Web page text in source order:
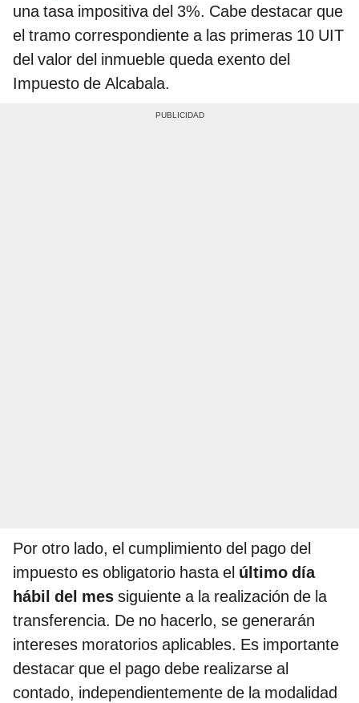
una tasa impositiva del 3%. Cabe destacar que
el tramo correspondiente a las primeras 10 UIT
del valor del inmueble queda exento del
Impuesto de Alcabala.
Por otro lado, el cumplimiento del pago del
impuesto es obligatorio hasta el último día
hábil del mes siguiente a la realización de la
transferencia. De no hacerlo, se generarán
intereses moratorios aplicables. Es importante
destacar que el pago debe realizarse al
contado, independientemente de la modalidad